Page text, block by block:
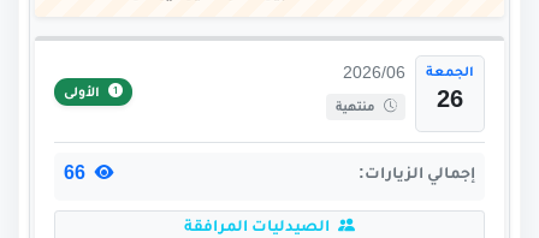
الجمعة
26
2026/06
منتهية
الأولى
إجمالي الزيارات:
الصيدليات المرافقة